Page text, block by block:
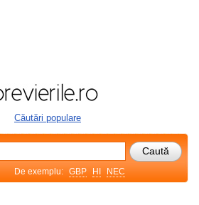
Căutări populare
De exemplu: GBP HI NEC